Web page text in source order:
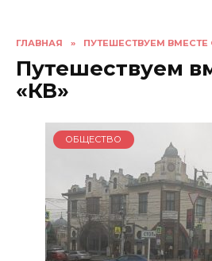
ГЛАВНАЯ » ПУТЕШЕСТВУЕМ ВМЕСТЕ
Путешествуем
«КВ»
ОБЩЕСТВО